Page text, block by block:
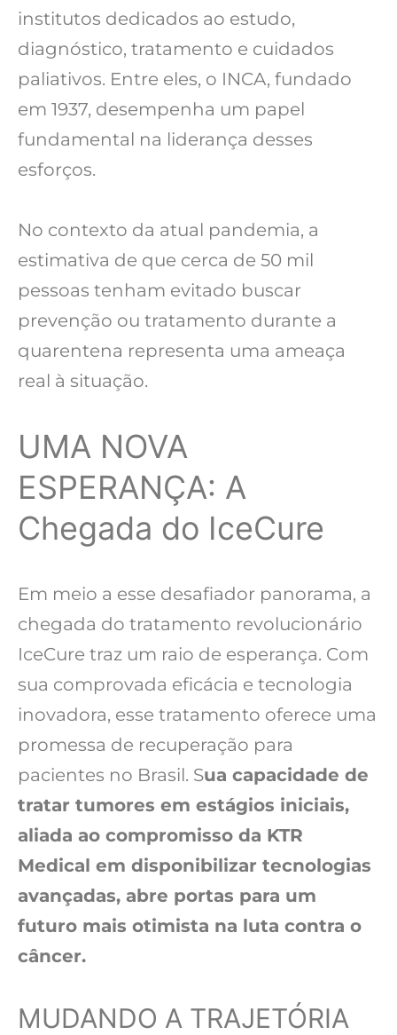
institutos dedicados ao estudo,
diagnóstico, tratamento e cuidados
paliativos. Entre eles, o INCA, fundado
em 1937, desempenha um papel
fundamental na liderança desses
esforços.
No contexto da atual pandemia, a
estimativa de que cerca de 50 mil
pessoas tenham evitado buscar
prevenção ou tratamento durante a
quarentena representa uma ameaça
real à situação.
UMA NOVA
ESPERANÇA: A
Chegada do IceCure
Em meio a esse desafiador panorama, a
chegada do tratamento revolucionário
IceCure traz um raio de esperança. Com
sua comprovada eficácia e tecnologia
inovadora, esse tratamento oferece uma
promessa de recuperação para
pacientes no Brasil. Sua capacidade de
tratar tumores em estágios iniciais,
aliada ao compromisso da KTR
Medical em disponibilizar tecnologias
avançadas, abre portas para um
futuro mais otimista na luta contra o
câncer.
MUDANDO A TRAJETÓRIA